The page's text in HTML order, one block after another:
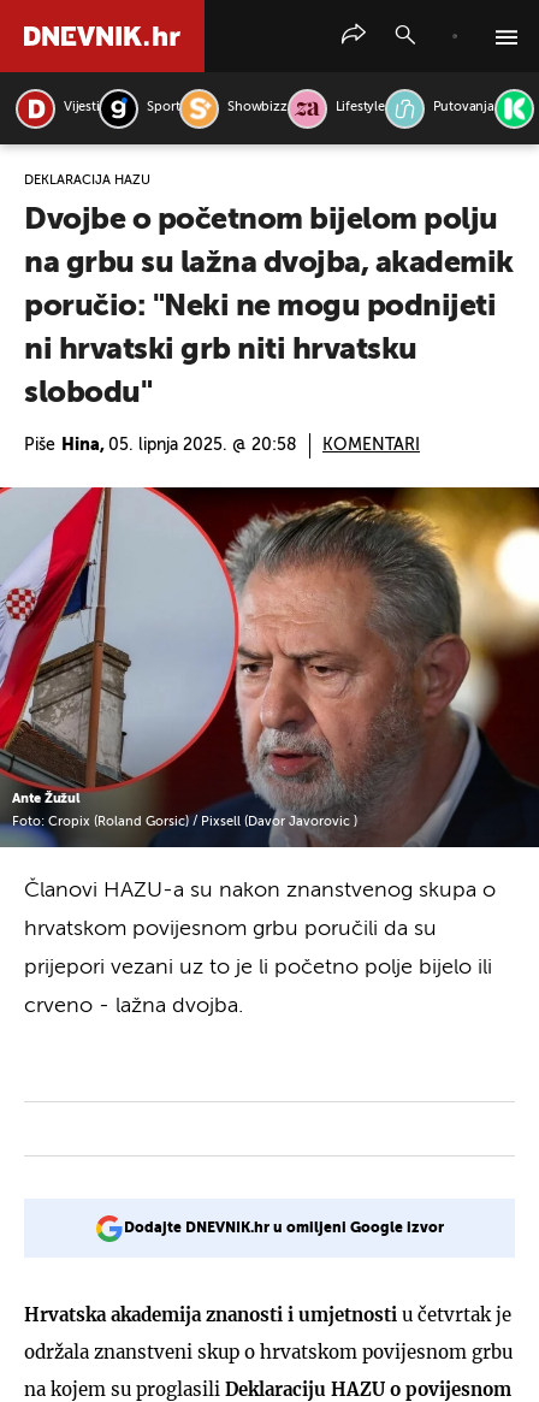
Vijesti Sport Showbizz Lifestyle Putovanja
DEKLARACIJA HAZU
Dvojbe o početnom bijelom polju
na grbu su lažna dvojba, akademik
poručio: "Neki ne mogu podnijeti
ni hrvatski grb niti hrvatsku
slobodu"
Piše Hina, 05. lipnja 2025. @ 20:58 KOMENTARI
Ante Žužul
Foto: Cropix (Roland Gorsic) / Pixsell (Davor Javorovic )
Članovi HAZU-a su nakon znanstvenog skupa o
hrvatskom povijesnom grbu poručili da su
prijepori vezani uz to je li početno polje bijelo ili
crveno - lažna dvojba.
Dodajte DNEVNIK.hr u omiljeni Google izvor
Hrvatska akademija znanosti i umjetnosti u četvrtak je
održala znanstveni skup o hrvatskom povijesnom grbu
na kojem su proglasili Deklaraciju HAZU o povijesnom
PRETRAŽITE VIJESTI